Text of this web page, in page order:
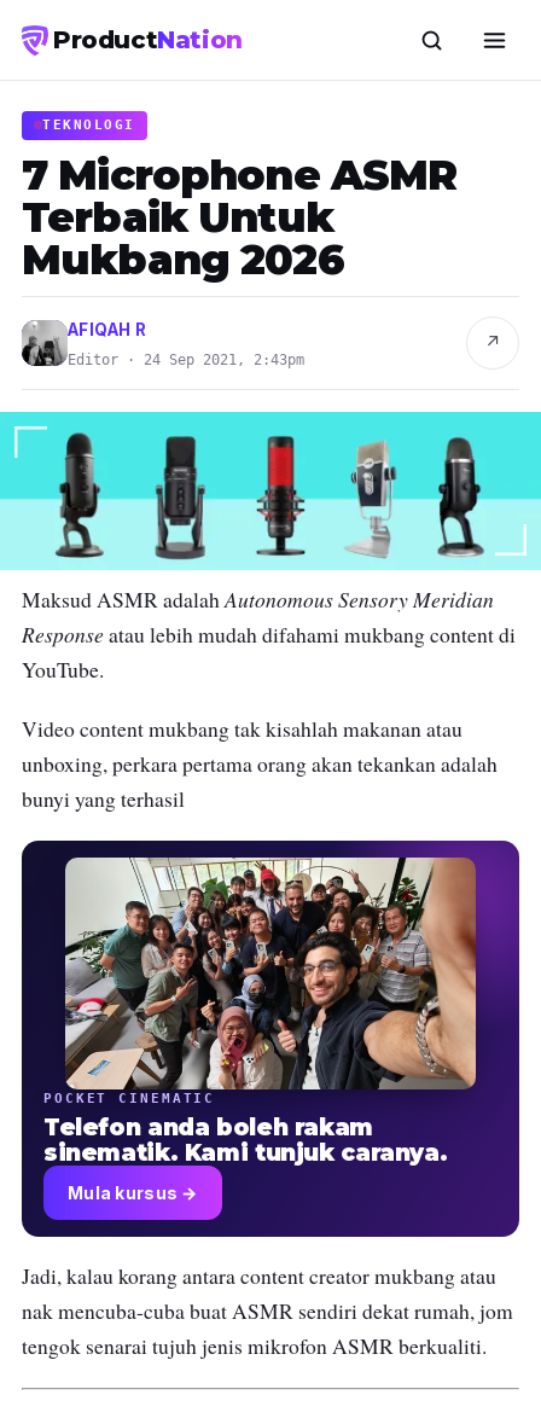
ProductNation
TEKNOLOGI
7 Microphone ASMR
Terbaik Untuk
Mukbang 2026
AFIQAH R
Editor · 24 Sep 2021, 2:43pm
↗
Maksud ASMR adalahAutonomous Sensory Meridian
Response atau lebih mudah difahami mukbang content di
YouTube.
Video content mukbang tak kisahlah makanan atau
unboxing, perkara pertama orang akan tekankan adalah
bunyi yang terhasil
POCKET CINEMATIC
Telefon anda boleh rakam
sinematik. Kami tunjuk caranya.
Mula kursus →
Jadi, kalau korang antara content creator mukbang atau
nak mencuba-cuba buat ASMR sendiri dekat rumah, jom
tengok senarai tujuh jenis mikrofon ASMR berkualiti.